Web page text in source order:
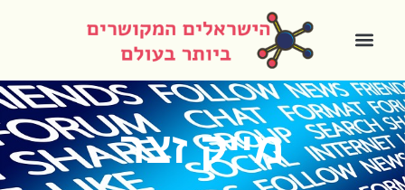
מייק זצר